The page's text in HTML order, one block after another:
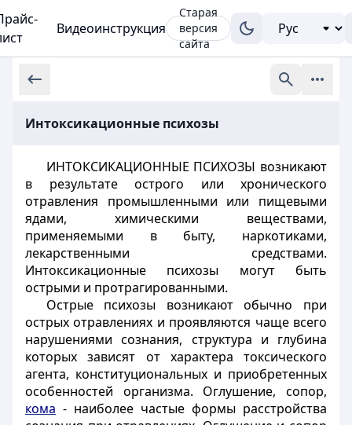
Видеоинструкция
Старая
версия
сайта
Интоксикационные психозы
ИНТОКСИКАЦИОННЫЕ ПСИХОЗЫ возникают
в результате острого или хронического
отравления промышленными или пищевыми
ядами, химическими веществами,
применяемыми в быту, наркотиками,
лекарственными средствами.
Интоксикационные психозы могут быть
острыми и протрагированными.
Острые психозы возникают обычно при
острых отравлениях и проявляются чаще всего
нарушениями сознания, структура и глубина
которых зависят от характера токсического
агента, конституциональных и приобретенных
особенностей организма. Оглушение, сопор,
кома - наиболее частые формы расстройства